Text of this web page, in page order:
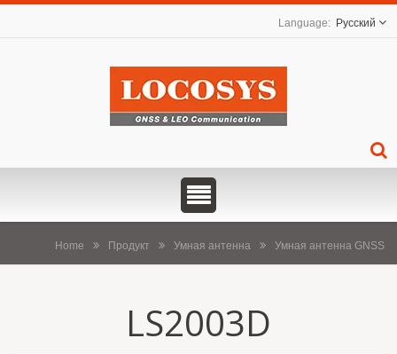
Русский
Home Продукт Умная антенна Умная антенна GNSS
LS2003D